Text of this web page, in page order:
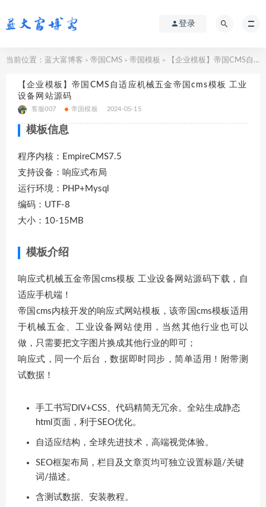
登录
当前位置： 蓝大富博客 > 帝国CMS > 帝国模板 > 【企业模板】帝国CMS自适应机械五金帝国cms模板 工业设备网站源码
【企业模板】帝国CMS自适应机械五金帝国cms模板 工业
设备网站源码
客服007 帝国模板 2024-05-15
模板信息
程序内核：EmpireCMS7.5
支持设备：响应式布局
运行环境：PHP+Mysql
编码：UTF-8
大小：10-15MB
模板介绍
响应式机械五金帝国cms模板 工业设备网站源码下载，自
适应手机端！
帝国cms内核开发的响应式网站模板，该帝国cms模板适用
于机械五金、工业设备网站使用，当然其他行业也可以
做，只需要把文字图片换成其他行业的即可；
响应式，同一个后台，数据即时同步，简单适用！附带测
试数据！
手工书写DIV+CSS、代码精简无冗余。全站生成静态
html页面，利于SEO优化。
自适应结构，全球先进技术，高端视觉体验。
SEO框架布局，栏目及文章页均可独立设置标题/关键
词/描述。
含测试数据、安装教程。